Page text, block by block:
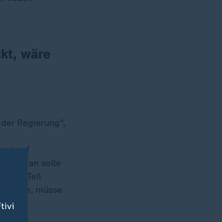
wäre
Regierung",
auf
Man solle
den Teil
werde, müsse